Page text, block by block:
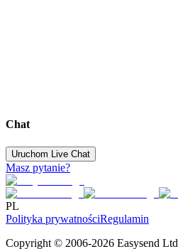
Chat
Uruchom Live Chat
Masz pytanie?
PL
Polityka prywatnościRegulamin
Copyright © 2006-2026 Easysend Ltd